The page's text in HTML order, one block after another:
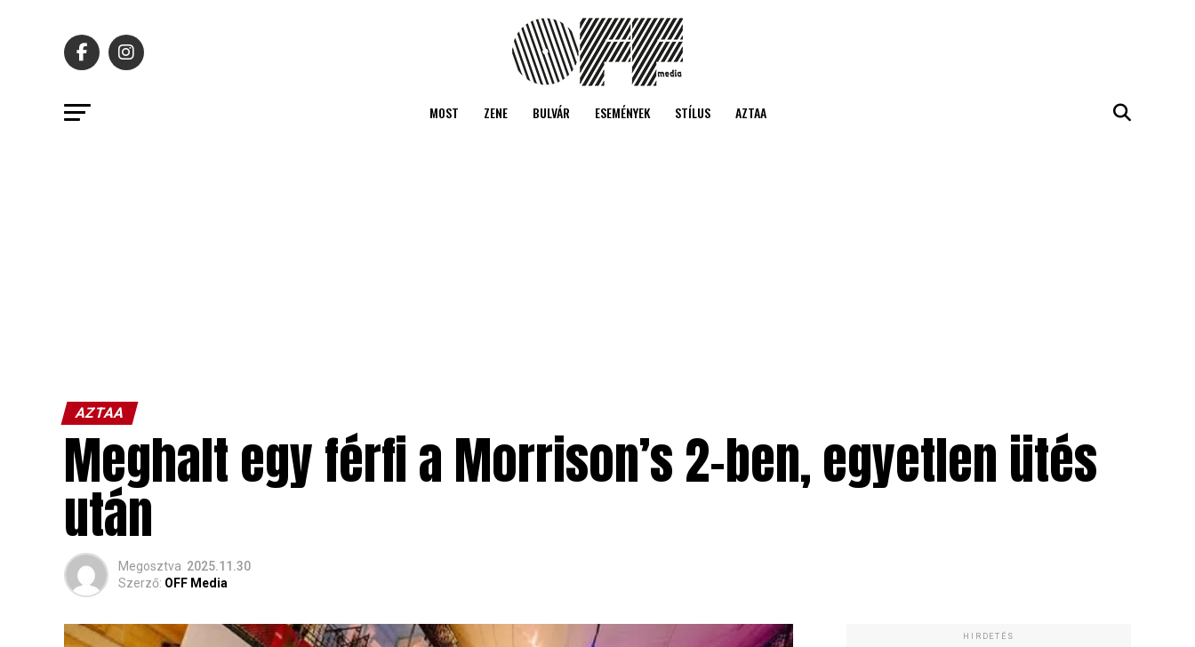
MOST ZENE BULVÁR ESEMÉNYEK STÍLUS AZTAA
AZTAA
Meghalt egy férfi a Morrison’s 2-ben, egyetlen ütés
után
Megosztva 2025.11.30
Szerző: OFF Media
HIRDETÉS